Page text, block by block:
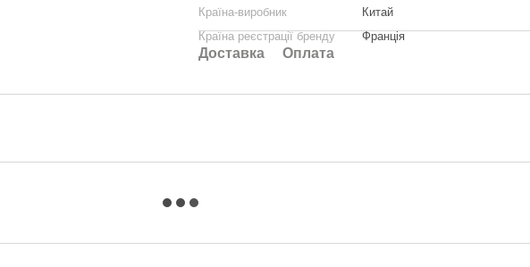
Країна-виробник
Китай
Країна реєстрації бренду
Франція
Доставка Оплата